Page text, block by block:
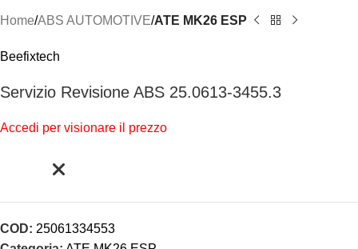
Home ABS AUTOMOTIVE ATE MK26 ESP
Beefixtech
Servizio Revisione ABS 25.0613-3455.3
Accedi per visionare il prezzo
COD: 25061334553